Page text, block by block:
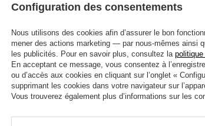
BESOIN D'AIDE ? AVEZ-
QUESTIONS ?
et les réponses les plus intéressantes
Configuration des consentements
Nous utilisons des cookies afin d’assurer le bon
mener des actions marketing — par nous-mêmes ainsi
les publicités. Pour en savoir plus, consultez la
En acceptant ce message, vous consentez à
ou d’accès aux cookies en cliquant sur l’onglet «
supprimant les cookies dans votre navigateur sur
Vous trouverez également plus d’informations sur les